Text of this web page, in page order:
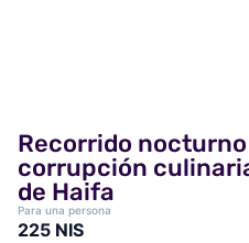
Recorrido
corrupción
de Haifa
Para una persona
225 NIS